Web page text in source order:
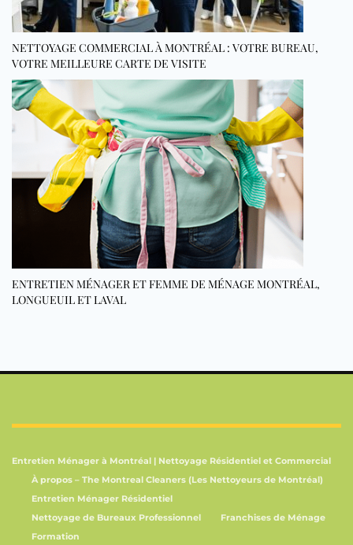
NETTOYAGE COMMERCIAL À MONTRÉAL : VOTRE BUREAU,
VOTRE MEILLEURE CARTE DE VISITE
ENTRETIEN MÉNAGER ET FEMME DE MÉNAGE MONTRÉAL,
LONGUEUIL ET LAVAL
Entretien Ménager à Montréal | Nettoyage Résidentiel et Commercial
À propos – The Montreal Cleaners (Les Nettoyeurs de Montréal)
Entretien Ménager Résidentiel
Nettoyage de Bureaux Professionnel
Franchises de Ménage
Formation